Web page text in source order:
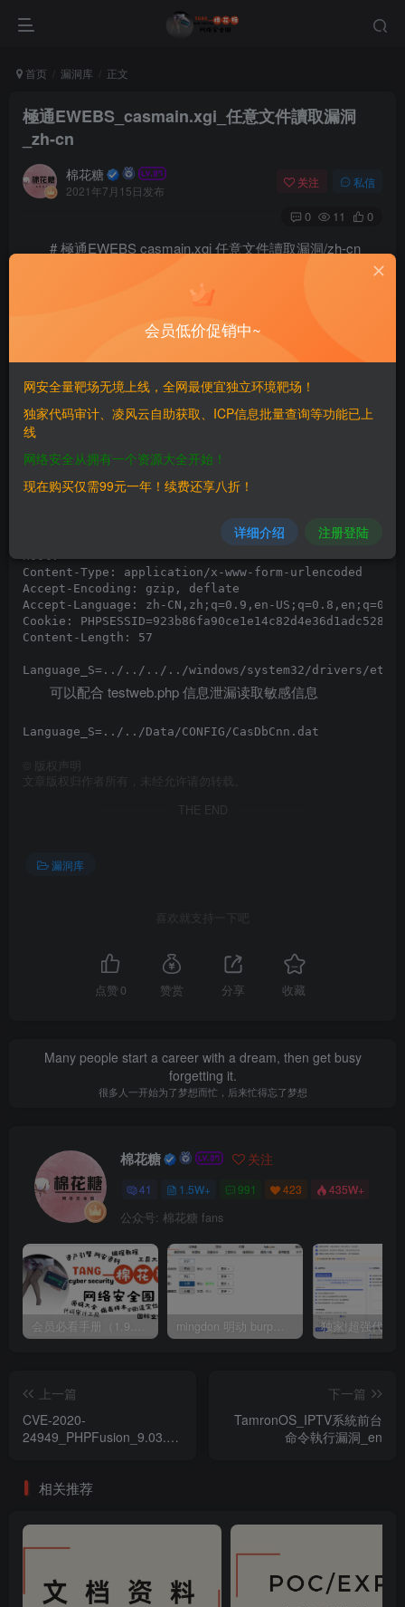
首页 漏洞库 正文
極通EWEBS_casmain.xgi_任意文件讀取漏洞
_zh-cn
棉花糖
2021年7月15日发布
关注 私信
0 11 0
# 極通EWEBS casmain.xgi 任意文件讀取漏洞/zh-cn
==FOFA==
==POC==
Host:
Content-Type: application/x-www-form-urlencoded
Accept-Encoding: gzip, deflate
Accept-Language: zh-CN,zh;q=0.9,en-
Cookie: PHPSESSID=923b86fa90ce1e14c82d4e36d1adc528;
Content-Length: 57
可以配合 testweb.php 信息泄漏读取敏感信息
版权声明
文章版权归作者所有，未经允许请勿转载。
THE END
漏洞库
喜欢就支持一下吧
点赞 0 赞赏 分享 收藏
Many people start a career with a dream, then get busy
forgetting it.
很多人一开始为了梦想而忙，后来忙得忘了梦想
棉花糖 关注
41 1.5W+ 991 423 435W+
公众号: 棉花糖 fans
会员必看手册（1.9.0版本 26.4.5更新） mingdon 明动 burp插件0.2.6版本 本地时间校验去除版
上一篇
CVE-2020-
24949_PHPFusion_9.03.50_
下一篇
TamronOS_IPTV系統前台
命令執行漏洞_en
相关推荐
会员低价促销中~
网安全量靶场无境上线，全网最便宜独立环境靶场！
独家代码审计、凌风云自助获取、ICP信息批量查询等功能已上
线
网络安全从拥有一个资源大全开始！
现在购买仅需99元一年！续费还享八折！
详细介绍 注册登陆